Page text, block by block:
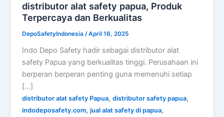
distributor alat safety papua, Produk
Terpercaya dan Berkualitas
DepoSafetyIndonesia/April 16, 2025
Indo Depo Safety hadir sebagai distributor alat
safety Papua yang berkualitas tinggi. Perusahaan ini
berperan berperan penting guna memenuhi setiap
[…]
distributor alat safety Papua,distributor safety papua,
indodeposafety.com,jual alat safety di papua,